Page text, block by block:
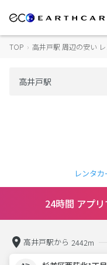
TOP › 高井戸駅 周辺の安い
レンタ
24時間 アプ
高井戸駅から 2442m